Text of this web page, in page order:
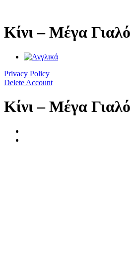
περιεχόμενο
Κίνι – Μέγα
Privacy Policy
Delete Account
Κίνι – Μέγα